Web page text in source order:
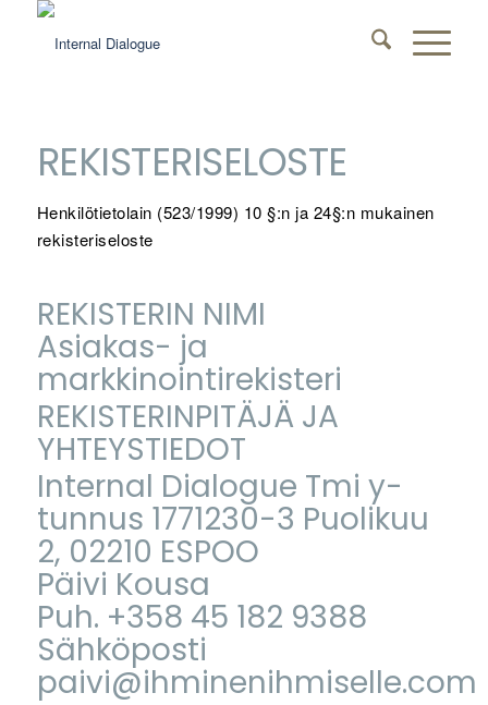
REKISTERISELOSTE
Henkilötietolain (523/1999) 10 §:n ja 24§:n mukainen
rekisteriseloste
REKISTERIN NIMI
Asiakas- ja
markkinointirekisteri
REKISTERINPITÄJÄ JA
YHTEYSTIEDOT
Internal Dialogue Tmi y-
tunnus 1771230-3 Puolikuu
2, 02210 ESPOO
Päivi Kousa
Puh. +358 45 182 9388
Sähköposti
paivi@ihminenihmiselle.com